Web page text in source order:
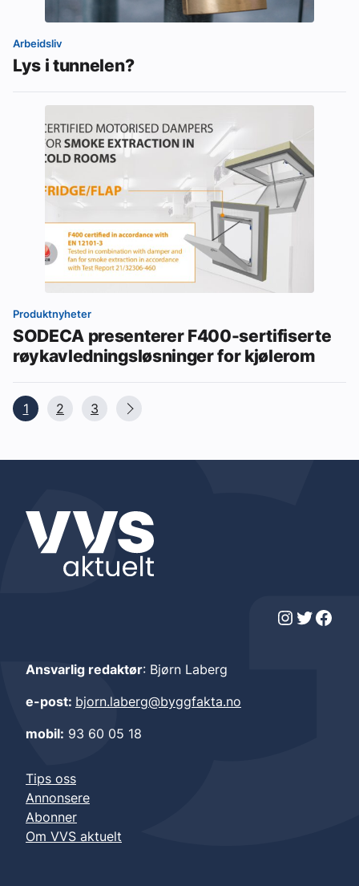
Arbeidsliv
Lys i tunnelen?
Produktnyheter
SODECA presenterer F400-sertifiserte
røykavledningsløsninger for kjølerom
1 2 3
Instagram Twitter Facebook
Ansvarlig redaktør: Bjørn Laberg
e-post: bjorn.laberg@byggfakta.no
mobil: 93 60 05 18
Tips oss
Annonsere
Abonner
Om VVS aktuelt